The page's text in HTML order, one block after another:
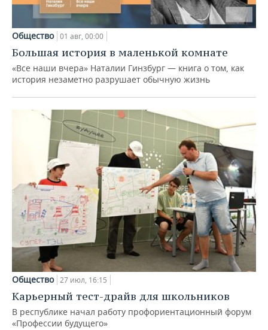
Общество 01 авг, 00:00
Большая история в маленькой комнате
«Все наши вчера» Наталии Гинзбург — книга о том, как
история незаметно разрушает обычную жизнь
Общество 27 июл, 16:15
Карьерный тест-драйв для школьников
В республике начал работу профориентационный форум
«Профессии будущего»